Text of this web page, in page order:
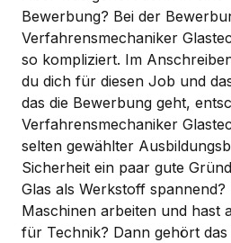
Bewerbung? Bei der
Verfahrensmechaniker
so kompliziert. Im
du dich für diesen Job und
das die Bewerbung geht,
Verfahrensmechaniker
selten gewählter
Sicherheit ein paar gute
Glas als Werkstoff
Maschinen arbeiten und hast
für Technik? Dann gehört das